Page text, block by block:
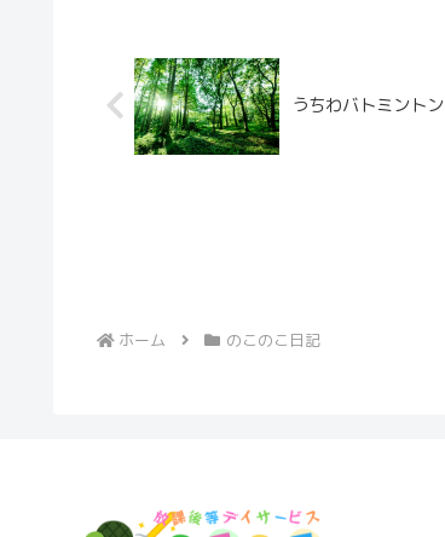
うちわバトミントン
ホーム のこのこ日記